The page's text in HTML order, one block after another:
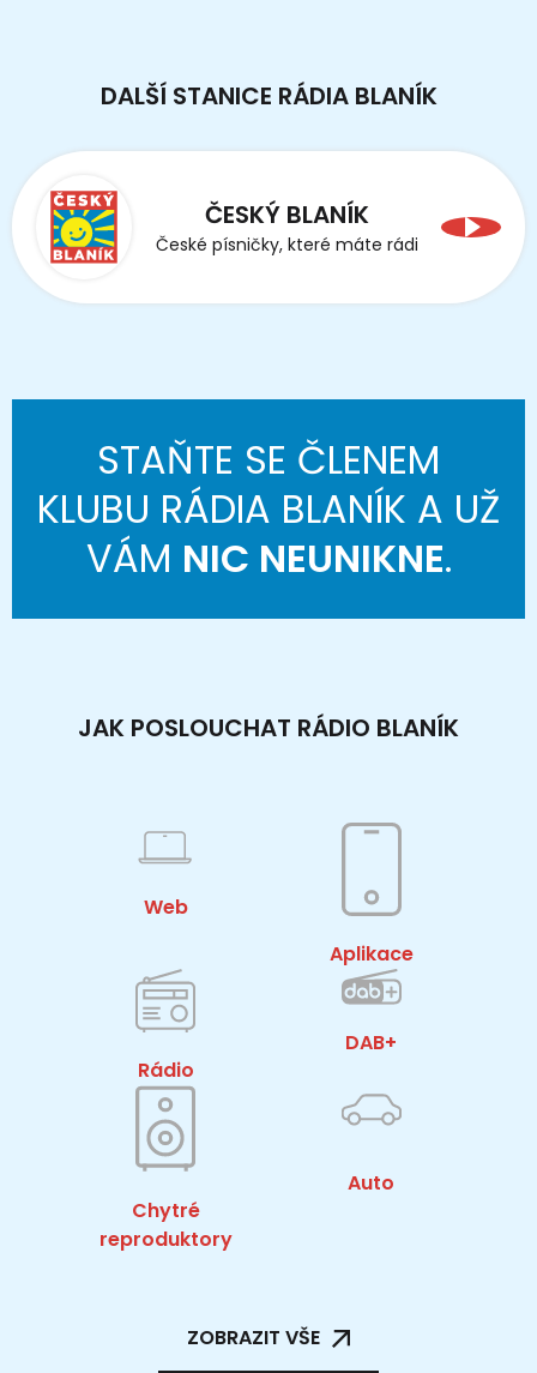
DALŠÍ STANICE RÁDIA BLANÍK
ČESKÝ BLANÍK
České písničky, které máte rádi
STAŇTE SE ČLENEM
KLUBU RÁDIA BLANÍK A UŽ
VÁM NIC NEUNIKNE.
JAK POSLOUCHAT RÁDIO BLANÍK
Web
Aplikace
Rádio
DAB+
Chytré
reproduktory
Auto
ZOBRAZIT VŠE